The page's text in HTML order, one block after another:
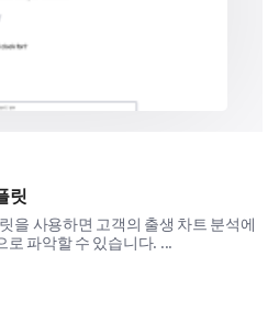
읽는 이유 또는 읽지 않는
는 진술은 무엇입니까?
릿
을 사용하면 고객의 출생 차트 분석에
파악할 수 있습니다. ...